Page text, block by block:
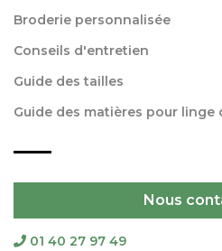
Broderie personnalisée
Conseils d'entretien
Guide des tailles
Guide des matières pour linge
Nous
01 40 27 97 49